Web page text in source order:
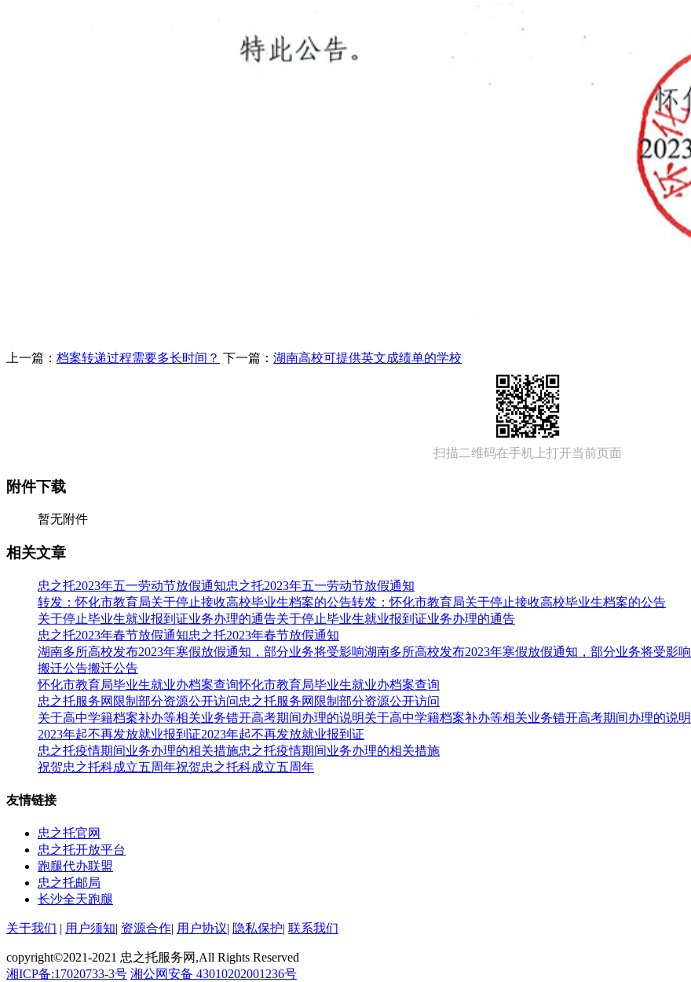
上一篇： 档案转递过程需要多长时间？ 下一篇： 湖南高校可提供英文成绩单的学校
扫描二维码在手机上打开当前页面
附件下载
暂无附件
相关文章
忠之托2023年五一劳动节放假通知忠之托2023年五一劳动节放假通知
转发：怀化市教育局关于停止接收高校毕业生档案的公告转发：怀化市教育局关于停止接收高校毕业生档案的公告
关于停止毕业生就业报到证业务办理的通告关于停止毕业生就业报到证业务办理的通告
忠之托2023年春节放假通知忠之托2023年春节放假通知
湖南多所高校发布2023年寒假放假通知，部分业务将受影响湖南多所高校发布2023年寒假放假通知，部分业务将受影响
搬迁公告搬迁公告
怀化市教育局毕业生就业办档案查询怀化市教育局毕业生就业办档案查询
忠之托服务网限制部分资源公开访问忠之托服务网限制部分资源公开访问
关于高中学籍档案补办等相关业务错开高考期间办理的说明关于高中学籍档案补办等相关业务错开高考期间办理的说明
2023年起不再发放就业报到证2023年起不再发放就业报到证
忠之托疫情期间业务办理的相关措施忠之托疫情期间业务办理的相关措施
祝贺忠之托科成立五周年祝贺忠之托科成立五周年
友情链接
忠之托官网
忠之托开放平台
跑腿代办联盟
忠之托邮局
长沙全天跑腿
关于我们 | 用户须知| 资源合作| 用户协议| 隐私保护| 联系我们
copyright©2021-2021 忠之托服务网,All Rights Reserved
湘ICP备:17020733-3号 湘公网安备 43010202001236号